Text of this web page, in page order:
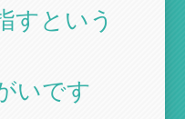
すという
いです